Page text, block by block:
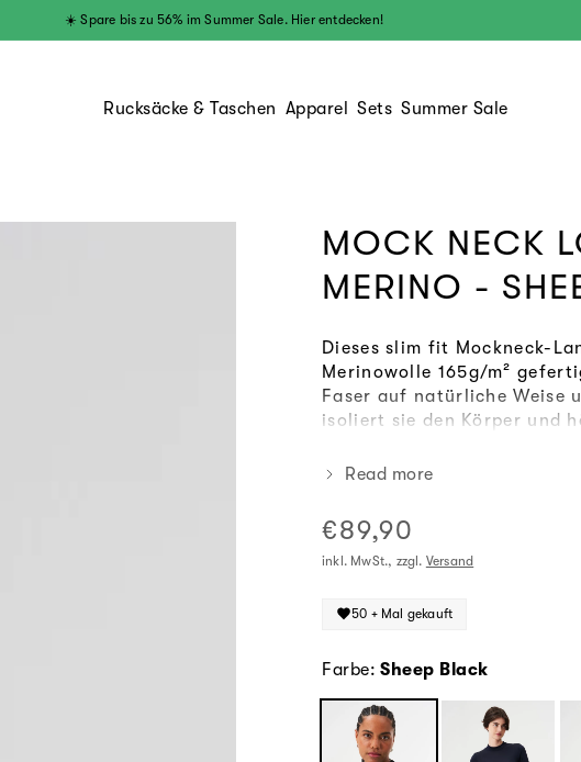
☀️ Spare bis zu 56% im Summer Sale. Hier entdecken!
Rucksäcke & Taschen Apparel Sets Summer Sale
MOCK NECK
MERINO -
Dieses slim fit Mockneck-
Merinowolle 165g/m²
Faser auf natürliche Weise
isoliert sie den Körper und
die sehr glatte, seidige
Read more
Normaler
Preis
€89,90
inkl. MwSt., zzgl. Versand
50 + Mal gekauft
Farbe: Sheep Black